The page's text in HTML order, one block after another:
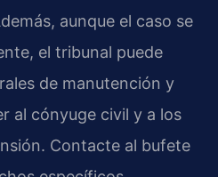
aunque el caso se
el tribunal puede
de manutención y
al cónyuge civil y a los
Contacte al bufete